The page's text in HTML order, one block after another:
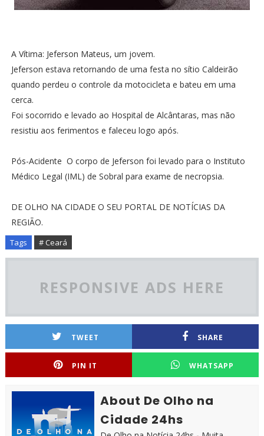
A Vítima: Jeferson Mateus, um jovem.
Jeferson estava retornando de uma festa no sítio Caldeirão
quando perdeu o controle da motocicleta e bateu em uma
cerca.
Foi socorrido e levado ao Hospital de Alcântaras, mas não
resistiu aos ferimentos e faleceu logo após.
Pós-Acidente O corpo de Jeferson foi levado para o Instituto
Médico Legal (IML) de Sobral para exame de necropsia.
DE OLHO NA CIDADE O SEU PORTAL DE NOTÍCIAS DA
REGIÃO.
Tags # Ceará
RESPONSIVE ADS HERE
TWEET SHARE
PIN IT WHATSAPP
About De Olho na
Cidade 24hs